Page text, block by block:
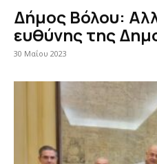
Δήμος Βόλου:
ευθύνης της
30 Μαΐου 2023